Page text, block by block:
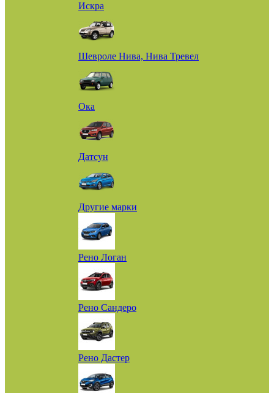
Искра
Шевроле Нива, Нива Тревел
Ока
Датсун
Другие марки
Рено Логан
Рено Сандеро
Рено Дастер